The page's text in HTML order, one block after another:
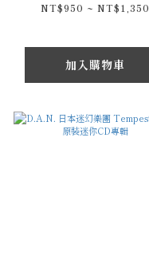
盤 / 初回限定盤
NT$950 ~ NT$1,350
加入購物車